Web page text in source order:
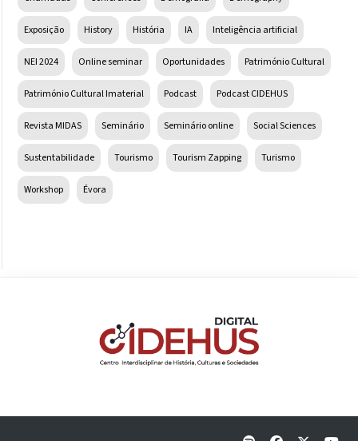
Exposição History História IA Inteligência artificial
NEI 2024 Online seminar Oportunidades Património Cultural
Património Cultural Imaterial Podcast Podcast CIDEHUS
Revista MIDAS Seminário Seminário online Social Sciences
Sustentabilidade Tourismo Tourism Zapping Turismo
Workshop Évora